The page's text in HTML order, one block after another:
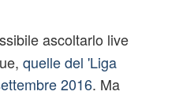
ascoltarlo live
quelle del 'Liga
2016. Ma